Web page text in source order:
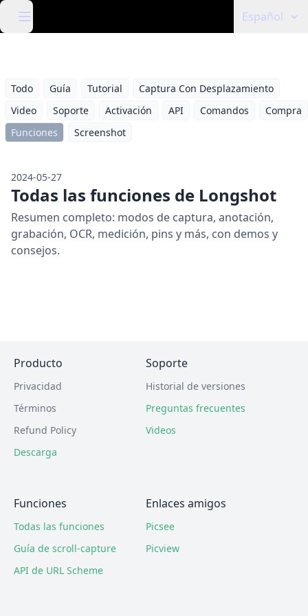
Español
Todo Guía Tutorial
Captura Con Desplazamiento
Video
Soporte Activación API Comandos
Compra
Funciones
Screenshot
2024-05-27
Todas las funciones de Longshot
Resumen completo: modos de captura, anotación,
grabación, OCR, medición, pins y más, con demos y
consejos.
Producto
Privacidad
Términos
Refund Policy
Descarga
Soporte
Historial de versiones
Preguntas frecuentes
Videos
Funciones
Todas las funciones
Guía de scroll-capture
API de URL Scheme
Enlaces amigos
Picsee
Picview